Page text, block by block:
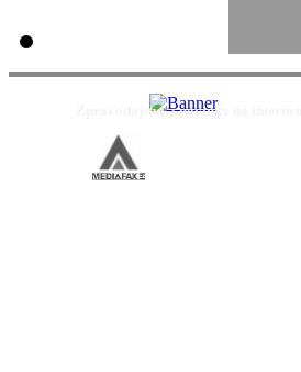
Zpravodajství a novinky na internetu